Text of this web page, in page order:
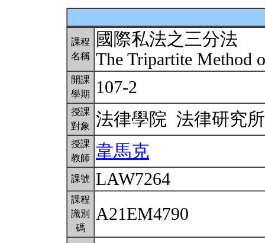
課程
名稱
國際私法之三分法
The Tripartite Method
開課
學期
107-2
授課
對象
法律學院 法律研究
授課
教師
韋馬克
課號 LAW7264
課程
識別
碼
A21EM4790